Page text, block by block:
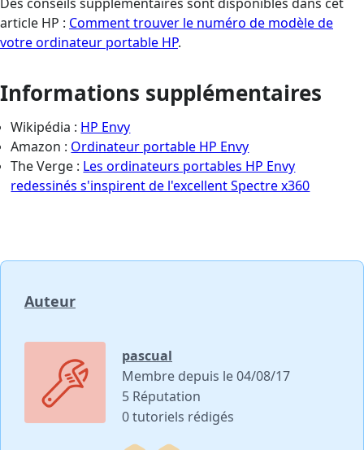
article HP : Comment trouver le numéro de modèle de
votre ordinateur portable HP.
Informations supplémentaires
Wikipédia : HP Envy
Amazon : Ordinateur portable HP Envy
The Verge : Les ordinateurs portables HP Envy
redessinés s'inspirent de l'excellent Spectre x360
Auteur
pascual
Membre depuis le 04/08/17
5 Réputation
0 tutoriels rédigés